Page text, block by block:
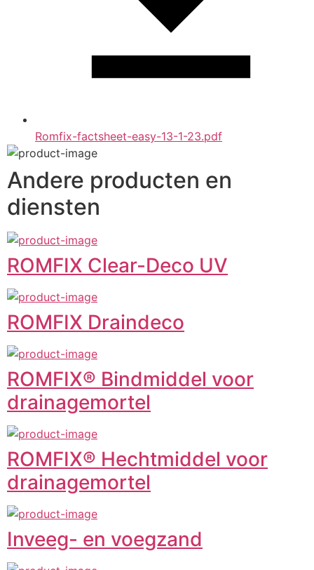
Romfix-factsheet-easy-13-1-23.pdf
Andere producten en
diensten
ROMFIX Clear-Deco UV
ROMFIX Draindeco
ROMFIX® Bindmiddel voor
drainagemortel
ROMFIX® Hechtmiddel voor
drainagemortel
Inveeg- en voegzand